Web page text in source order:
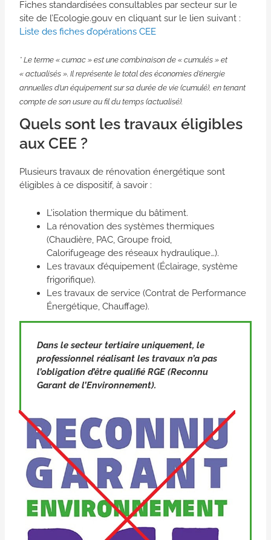
Fiches standardisées consultables par secteur sur le
site de l’Ecologie.gouv en cliquant sur le lien suivant :
Liste des fiches d’opérations CEE
* Le terme « cumac » est une combinaison de « cumulés » et
« actualisés ». Il représente le total des économies d’énergie
annuelles d’un équipement sur sa durée de vie (cumulé), en tenant
compte de son usure au fil du temps (actualisé).
Quels sont les travaux éligibles
aux CEE ?
Plusieurs travaux de rénovation énergétique sont
éligibles à ce dispositif, à savoir :
L’isolation thermique du bâtiment.
La rénovation des systèmes thermiques
(Chaudière, PAC, Groupe froid,
Calorifugeage des réseaux hydraulique…).
Les travaux d’équipement (Éclairage, système
frigorifique).
Les travaux de service (Contrat de Performance
Énergétique, Chauffage).
Dans le secteur tertiaire uniquement, le
professionnel réalisant les travaux n’a pas
l’obligation d’être qualifié RGE (Reconnu
Garant de l’Environnement).